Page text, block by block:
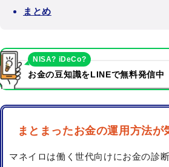
まとめ
お金の豆知識をLINEで無料発信中
NISA? iDeCo?
まとまったお金の運用方法が
マネイロは働く世代向けにお金の診